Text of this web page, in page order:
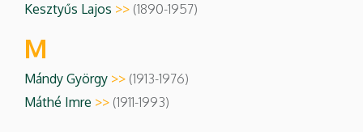
Kesztyűs Lajos >> (1890-1957)
M
Mándy György >> (1913-1976)
Máthé Imre >> (1911-1993)